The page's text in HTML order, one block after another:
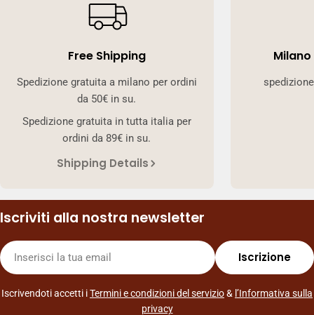
Free Shipping
Spedizione gratuita a milano per ordini
da 50€ in su.
Spedizione gratuita in tutta italia per
ordini da 89€ in su.
Shipping Details
Iscriviti alla nostra newsletter
E-
mail
Iscrizione
Iscrivendoti accetti iTermini e condizioni del servizio& l’Informativa sulla
privacy